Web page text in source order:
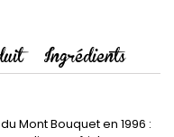
Ingrédients
Mont Bouquet en 1996 :